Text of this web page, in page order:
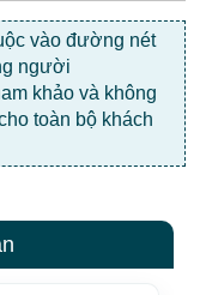
vào đường nét
người
khảo và không
toàn bộ khách